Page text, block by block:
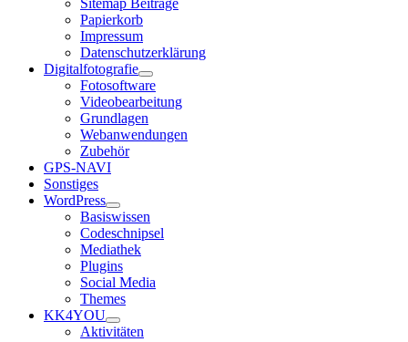
Sitemap Beiträge
Papierkorb
Impressum
Datenschutzerklärung
Digitalfotografie
Fotosoftware
Videobearbeitung
Grundlagen
Webanwendungen
Zubehör
GPS-NAVI
Sonstiges
WordPress
Basiswissen
Codeschnipsel
Mediathek
Plugins
Social Media
Themes
KK4YOU
Aktivitäten